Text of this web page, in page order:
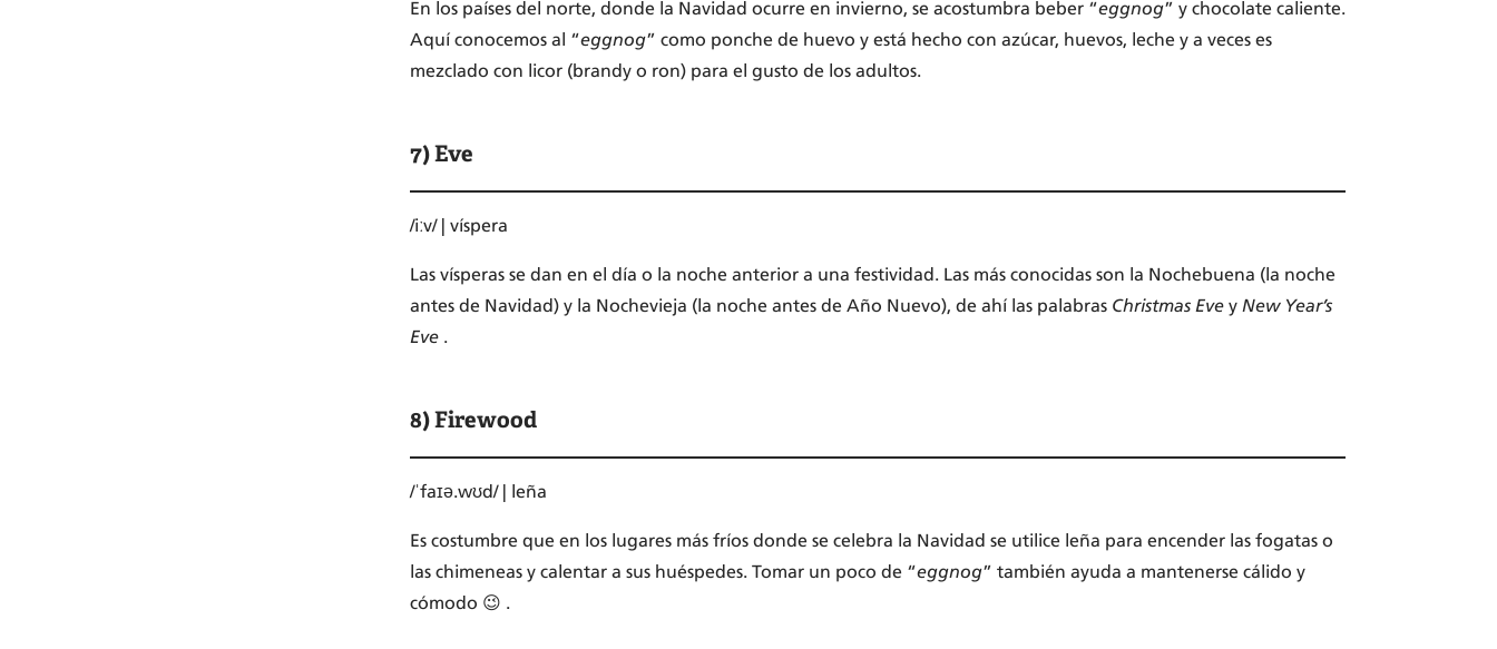
En los países del norte, donde la Navidad ocurre en invierno, se acostumbra beber “eggnog” y chocolate caliente.
Aquí conocemos al “eggnog” como ponche de huevo y está hecho con azúcar, huevos, leche y a veces es
mezclado con licor (brandy o ron) para el gusto de los adultos.
7) Eve
/iːv/ | víspera
Las vísperas se dan en el día o la noche anterior a una festividad. Las más conocidas son la Nochebuena (la noche
antes de Navidad) y la Nochevieja (la noche antes de Año Nuevo), de ahí las palabras Christmas Eve y New Year’s
Eve .
8) Firewood
/ˈfaɪə.wʊd/ | leña
Es costumbre que en los lugares más fríos donde se celebra la Navidad se utilice leña para encender las fogatas o
las chimeneas y calentar a sus huéspedes. Tomar un poco de “eggnog” también ayuda a mantenerse cálido y
cómodo 😉 .